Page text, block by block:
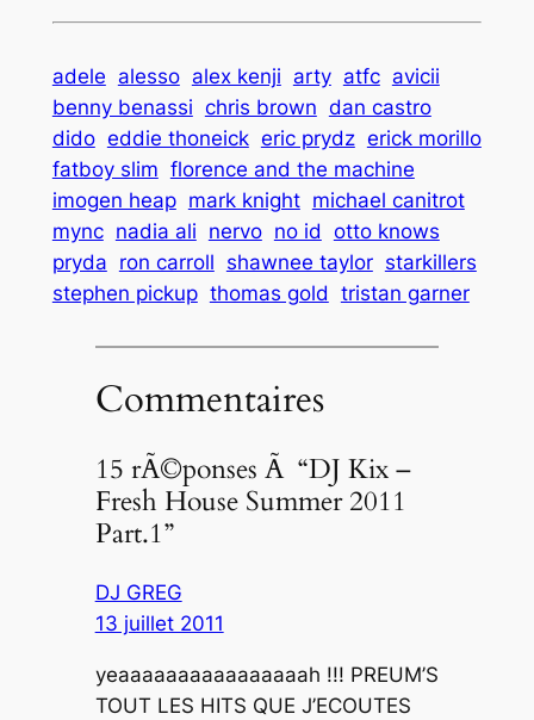
adele alesso alex kenji arty atfc avicii
benny benassi chris brown dan castro
dido eddie thoneick eric prydz erick morillo
fatboy slim florence and the machine
imogen heap mark knight michael canitrot
mync nadia ali nervo no id otto knows
pryda ron carroll shawnee taylor starkillers
stephen pickup thomas gold tristan garner
Commentaires
15 rÃ©ponses Ã “DJ Kix –
Fresh House Summer 2011
Part.1”
DJ GREG
13 juillet 2011
yeaaaaaaaaaaaaaaaah !!! PREUM’S
TOUT LES HITS QUE J’ECOUTES